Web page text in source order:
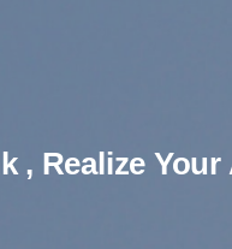
, Realize